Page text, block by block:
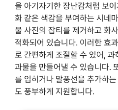
을 아기자기한 장난감처럼 보
화 같은 색감을 부여하는 시네
물 사진의 잡티를 제거하고 화
적화되어 있습니다. 이러한 효
로 간편하게 조절할 수 있어,
과물을 만들어낼 수 있습니다.
를 입히거나 말풍선을 추가하
도 풍부하게 지원합니다.